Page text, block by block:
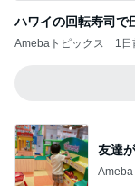
ハワイの回転寿司で
Amebaトピックス 1日
友達
Ameba